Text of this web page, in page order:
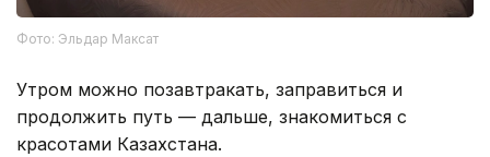
Фото: Эльдар Максат
Утром можно позавтракать, заправиться и
продолжить путь — дальше, знакомиться с
красотами Казахстана.